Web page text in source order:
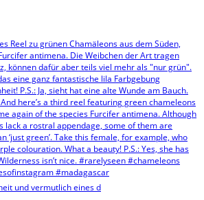
und vermutlich eines d